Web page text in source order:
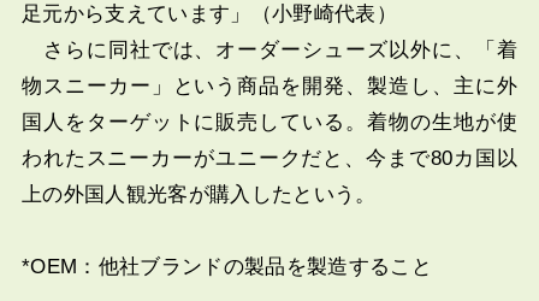
足元から支えています」（小野崎代表）
さらに同社では、オーダーシューズ以外に、「着
物スニーカー」という商品を開発、製造し、主に外
国人をターゲットに販売している。着物の生地が使
われたスニーカーがユニークだと、今まで80カ国以
上の外国人観光客が購入したという。
*OEM：他社ブランドの製品を製造すること